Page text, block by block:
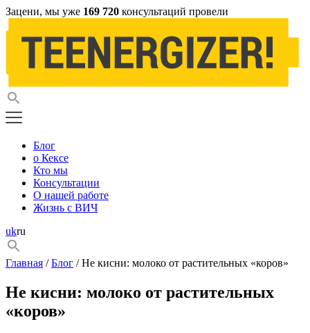
Зацени, мы уже 169 720 консультаций провели
Блог
о Кексе
Кто мы
Консультации
О нашей работе
Жизнь с ВИЧ
ukru
Главная /Блог / Не кисни: молоко от растительных «коров»
Не кисни: молоко от растительных
«коров»